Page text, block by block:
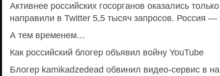
Активнее российских госорганов оказались
направили в Twitter 5,5 тысяч запросов. Россия —
А тем временем…
Как российский блогер объявил войну YouTube
Блогер kamikadzedead обвинил видео-сервис в